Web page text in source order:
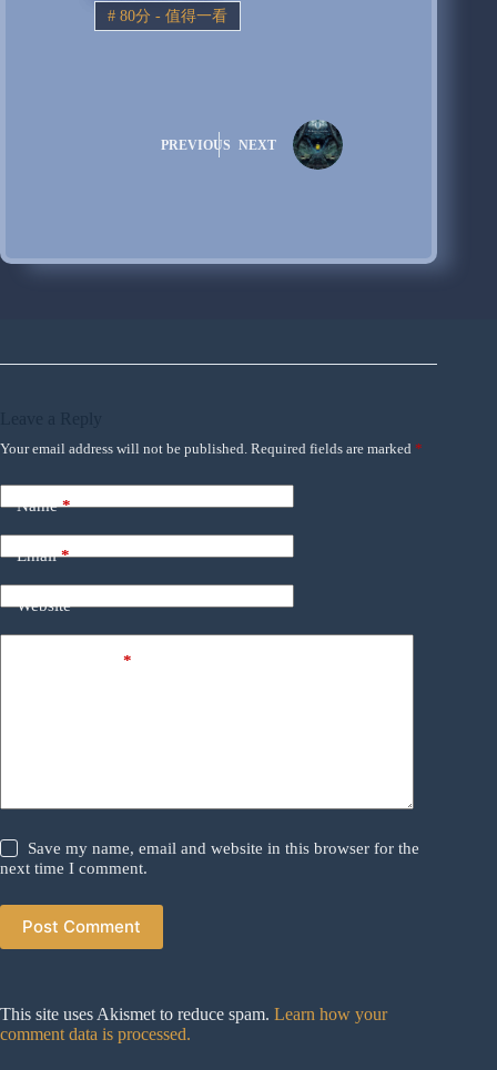
#80分 - 值得一看
PREVIOUS NEXT
Your email address will not be published. Required fields are marked *
Name*
Email*
Website
*
Save my name, email and website in this browser for the
next time I comment.
Post Comment
This site uses Akismet to reduce spam. Learn how your
comment data is processed.